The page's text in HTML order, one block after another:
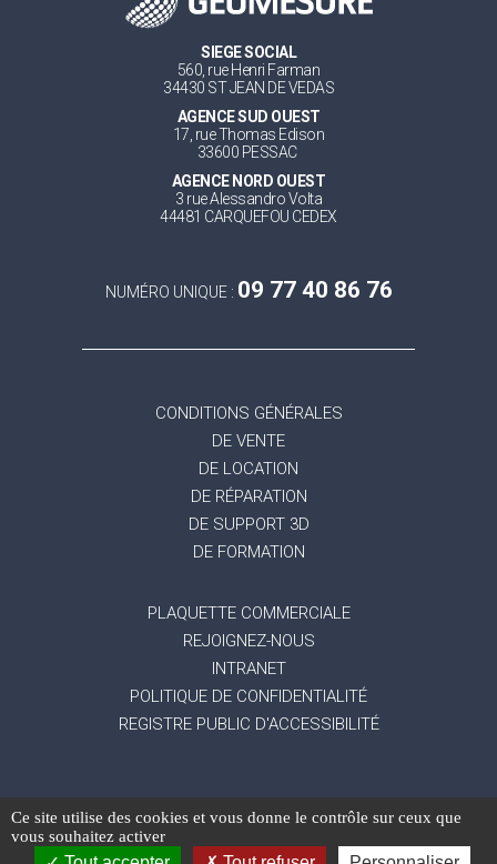
SIEGE SOCIAL
560, rue Henri Farman
34430 ST JEAN DE VEDAS
AGENCE SUD OUEST
17, rue Thomas Edison
33600 PESSAC
AGENCE NORD OUEST
3 rue Alessandro Volta
44481 CARQUEFOU CEDEX
NUMÉRO UNIQUE : 09 77 40 86 76
CONDITIONS GÉNÉRALES
DE VENTE
DE LOCATION
DE RÉPARATION
DE SUPPORT 3D
DE FORMATION
PLAQUETTE COMMERCIALE
REJOIGNEZ-NOUS
INTRANET
POLITIQUE DE CONFIDENTIALITÉ
REGISTRE PUBLIC D'ACCESSIBILITÉ
Mentions légales-Gestion des données
personnelles
Ce site utilise des cookies et vous donne le contrôle sur ceux que
vous souhaitez activer